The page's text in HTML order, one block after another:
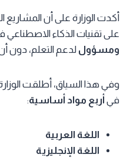
أكدت الوزارة على أن
على تقنيات الذكاء الاصطناعي
ومسؤول لدعم التعلم، دون
وفي هذا السياق، أطلقت
في أربع مواد أساسية:
اللغة العربية
اللغة الإنجليزية